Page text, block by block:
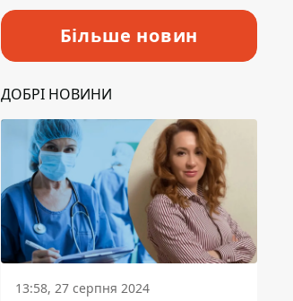
Більше новин
ДОБРІ НОВИНИ
13:58, 27 серпня 2024